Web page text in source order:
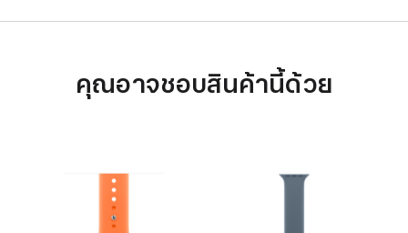
คุณอาจชอบสินค้านี้ด้วย